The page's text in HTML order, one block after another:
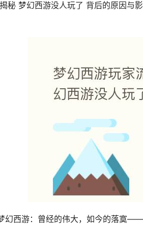
秘 梦幻西游没人玩了 背后的原因与
幻西游：曾经的伟大，如今的落寞